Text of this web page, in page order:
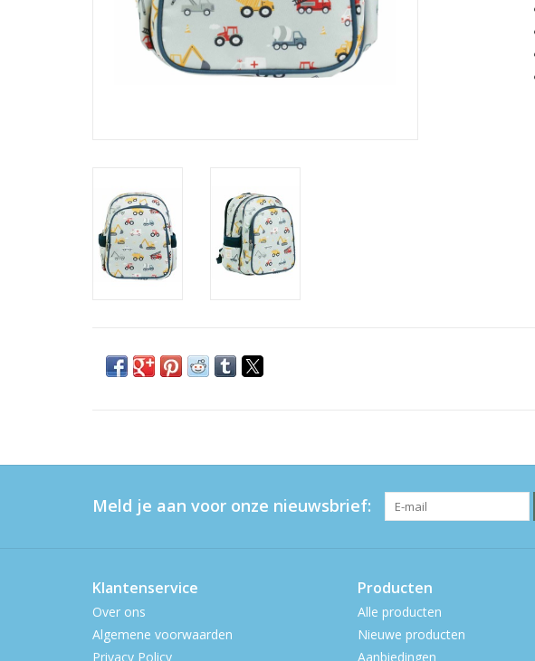
Meld je aan voor onze nieuwsbrief:
Klantenservice
Over ons
Algemene voorwaarden
Privacy Policy
Producten
Alle producten
Nieuwe producten
Aanbiedingen